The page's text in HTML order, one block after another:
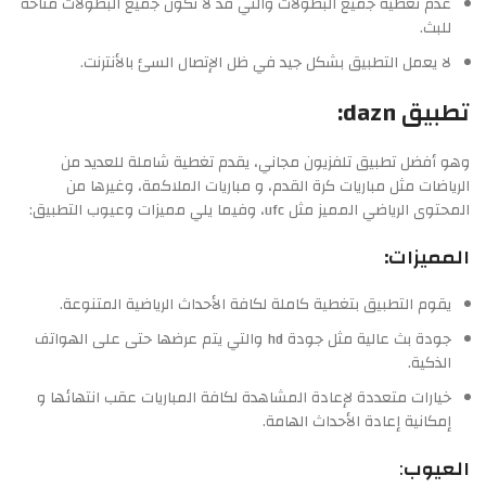
للبث.
لا يعمل التطبيق بشكل جيد في ظل الإتصال السئ بالأنترنت.
تطبيق dazn:
وهو أفضل تطبيق تلفزيون مجاني، يقدم تغطية شاملة للعديد من
الرياضات مثل مباريات كرة القدم، و مباريات الملاكمة، وغيرها من
المحتوى الرياضي المميز مثل ufc، وفيما يلي مميزات وعيوب التطبيق:
المميزات:
يقوم التطبيق بتغطية كاملة لكافة الأحداث الرياضية المتنوعة.
جودة بث عالية مثل جودة hd والتي يتم عرضها حتى على الهواتف
الذكية.
خيارات متعددة لإعادة المشاهدة لكافة المباريات عقب انتهائها و
إمكانية إعادة الأحداث الهامة.
العيوب: